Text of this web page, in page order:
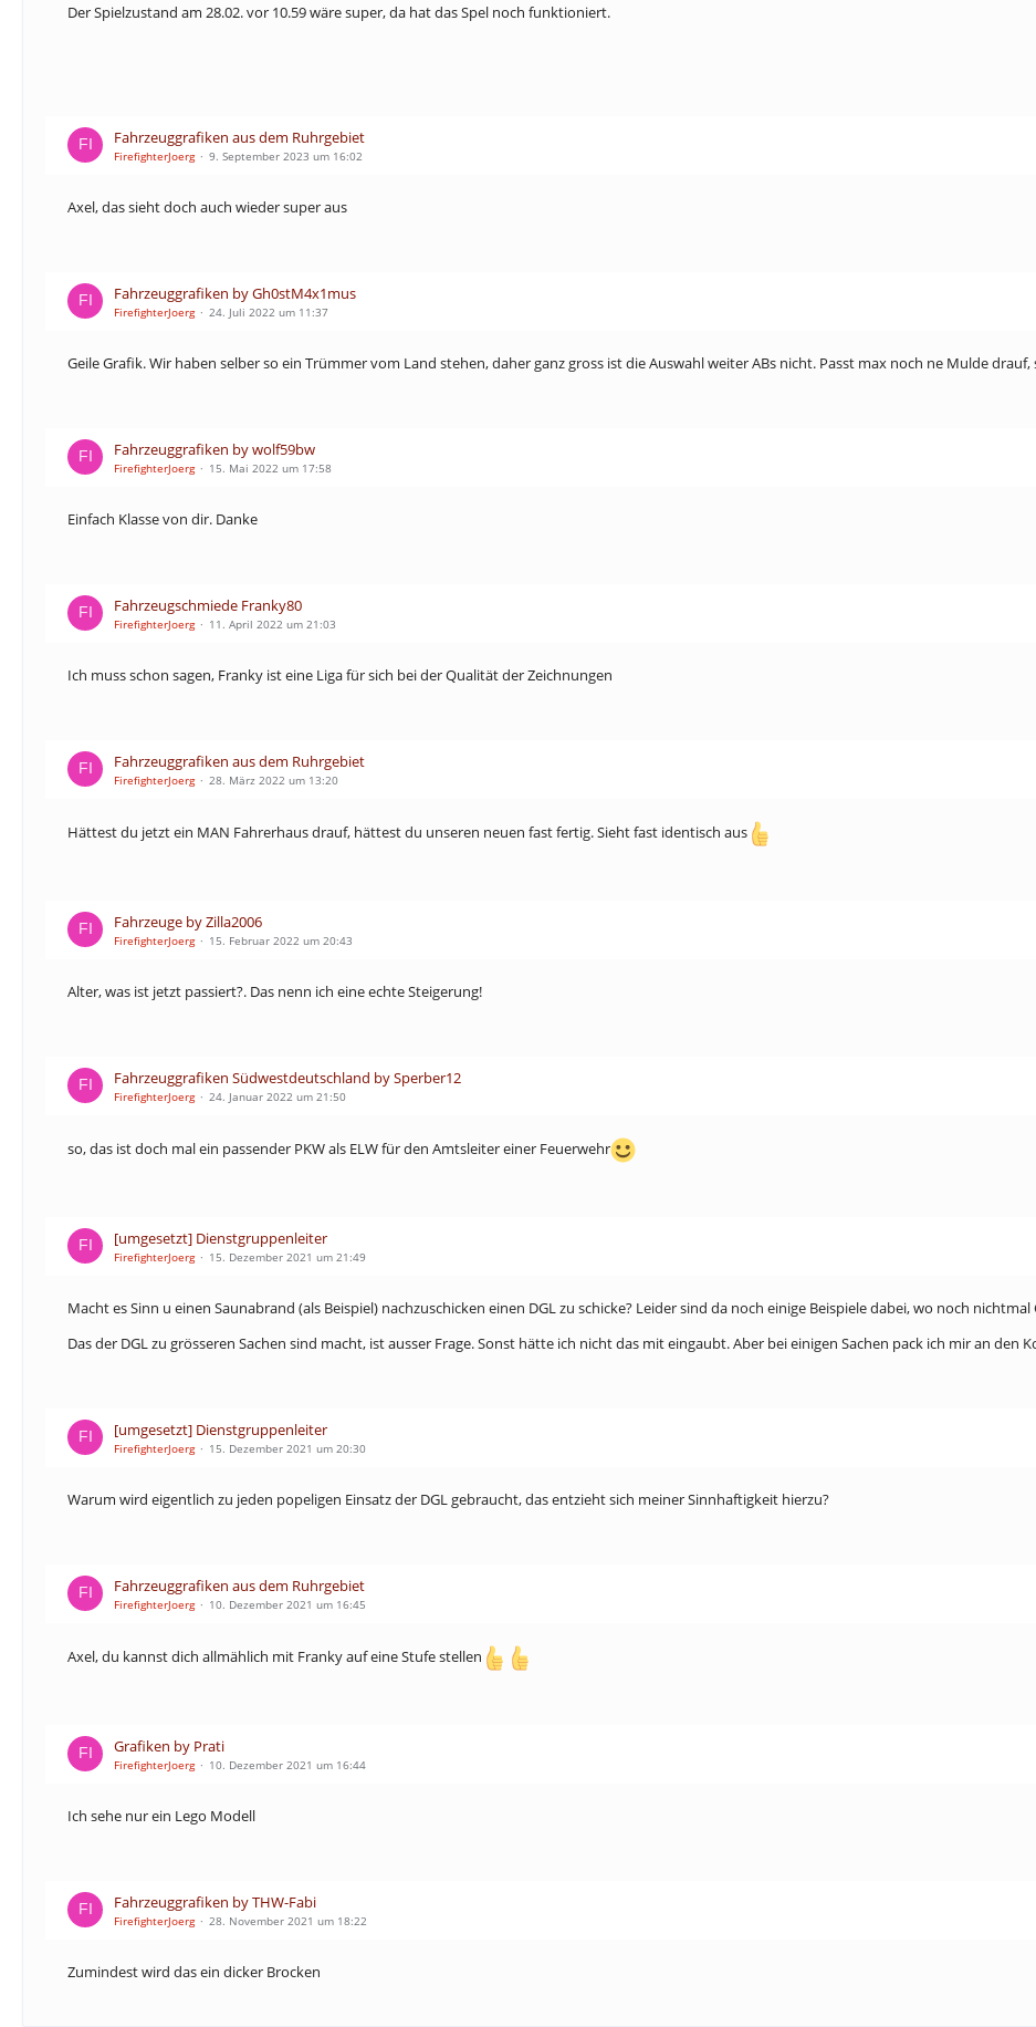
Der Spielzustand am 28.02. vor 10.59 wäre super, da hat das Spel noch funktioniert.
Fahrzeuggrafiken aus dem Ruhrgebiet
FirefighterJoerg 9. September 2023 um 16:02
Axel, das sieht doch auch wieder super aus
Fahrzeuggrafiken by Gh0stM4x1mus
FirefighterJoerg 24. Juli 2022 um 11:37
Geile Grafik. Wir haben selber so ein Trümmer vom Land stehen, daher ganz gross ist die Auswahl weiter ABs nicht. Passt max noch ne Mulde
Fahrzeuggrafiken by wolf59bw
FirefighterJoerg 15. Mai 2022 um 17:58
Einfach Klasse von dir. Danke
Fahrzeugschmiede Franky80
FirefighterJoerg 11. April 2022 um 21:03
Ich muss schon sagen, Franky ist eine Liga für sich bei der Qualität der Zeichnungen
Fahrzeuggrafiken aus dem Ruhrgebiet
FirefighterJoerg 28. März 2022 um 13:20
Hättest du jetzt ein MAN Fahrerhaus drauf, hättest du unseren neuen fast fertig. Sieht fast identisch aus
Fahrzeuge by Zilla2006
FirefighterJoerg 15. Februar 2022 um 20:43
Alter, was ist jetzt passiert?. Das nenn ich eine echte Steigerung!
Fahrzeuggrafiken Südwestdeutschland by Sperber12
FirefighterJoerg 24. Januar 2022 um 21:50
so, das ist doch mal ein passender PKW als ELW für den Amtsleiter einer Feuerwehr
[umgesetzt] Dienstgruppenleiter
FirefighterJoerg 15. Dezember 2021 um 21:49
Macht es Sinn u einen Saunabrand (als Beispiel) nachzuschicken einen DGL zu schicke? Leider sind da noch einige Beispiele dabei, wo noch nichtmal
Das der DGL zu grösseren Sachen sind macht, ist ausser Frage. Sonst hätte ich nicht das mit eingaubt. Aber bei einigen Sachen pack ich mir an den
[umgesetzt] Dienstgruppenleiter
FirefighterJoerg 15. Dezember 2021 um 20:30
Warum wird eigentlich zu jeden popeligen Einsatz der DGL gebraucht, das entzieht sich meiner Sinnhaftigkeit hierzu?
Fahrzeuggrafiken aus dem Ruhrgebiet
FirefighterJoerg 10. Dezember 2021 um 16:45
Axel, du kannst dich allmählich mit Franky auf eine Stufe stellen
Grafiken by Prati
FirefighterJoerg 10. Dezember 2021 um 16:44
Ich sehe nur ein Lego Modell
Fahrzeuggrafiken by THW-Fabi
FirefighterJoerg 28. November 2021 um 18:22
Zumindest wird das ein dicker Brocken